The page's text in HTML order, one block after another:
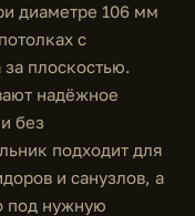
диаметре 106 мм
с
плоскостью.
надёжное
без
подходит для
и санузлов, а
под нужную